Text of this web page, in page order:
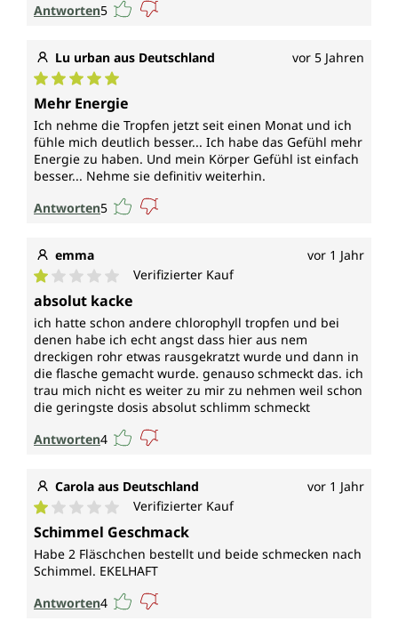
Antworten5
Lu urban aus Deutschland vor 5 Jahren
Durchschnittliche Bewertung von 5 von 5 Sternen
Mehr Energie
Ich nehme die Tropfen jetzt seit einen Monat und ich
fühle mich deutlich besser... Ich habe das Gefühl mehr
Energie zu haben. Und mein Körper Gefühl ist einfach
besser... Nehme sie definitiv weiterhin.
Antworten5
emma vor 1 Jahr
Durchschnittliche Bewertung von 1 von 5 Sternen
Verifizierter Kauf
absolut kacke
ich hatte schon andere chlorophyll tropfen und bei
denen habe ich echt angst dass hier aus nem
dreckigen rohr etwas rausgekratzt wurde und dann in
die flasche gemacht wurde. genauso schmeckt das. ich
trau mich nicht es weiter zu mir zu nehmen weil schon
die geringste dosis absolut schlimm schmeckt
Antworten4
Carola aus Deutschland vor 1 Jahr
Durchschnittliche Bewertung von 1 von 5 Sternen
Verifizierter Kauf
Schimmel Geschmack
Habe 2 Fläschchen bestellt und beide schmecken nach
Schimmel. EKELHAFT
Antworten4